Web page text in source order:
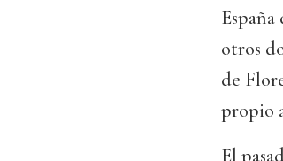
otros
de
propio
El